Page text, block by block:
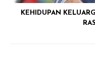
KEHIDUPAN